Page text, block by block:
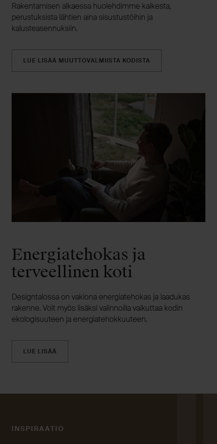
Rakentamisen alkaessa huolehdimme kaikesta,
perustuksista lähtien aina sisustustöihin ja
kalusteasennuksiin.
LUE LISÄÄ MUUTTOVALMIISTA KODISTA
Energiatehokas ja
terveellinen koti
Designtalossa on vakiona energiatehokas ja laadukas
rakenne. Voit myös lisäksi valinnoilla vaikuttaa kodin
ekologisuuteen ja energiatehokkuuteen.
LUE LISÄÄ
INSPIRAATIO